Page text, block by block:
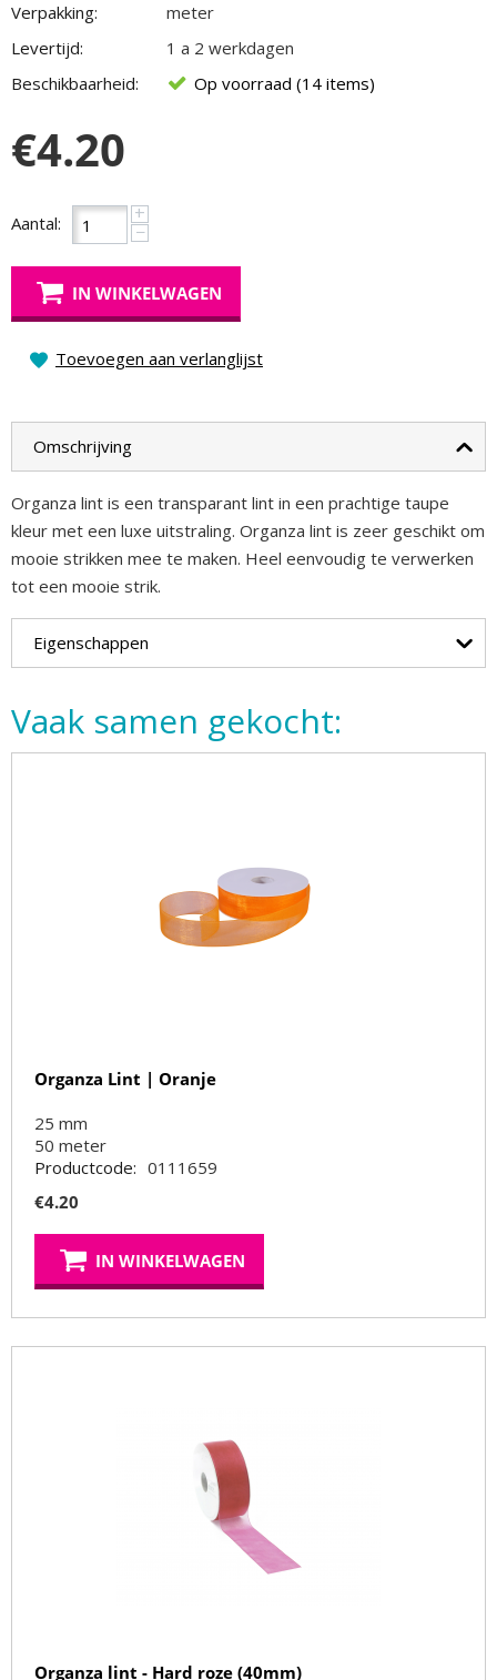
Verpakking:
meter
Levertijd:
1 a 2 werkdagen
Beschikbaarheid:
Op voorraad (14 items)
€4.20
Aantal: +
−
IN WINKELWAGEN
Toevoegen aan verlanglijst
Omschrijving
Organza lint is een transparant lint in een prachtige taupe
kleur met een luxe uitstraling. Organza lint is zeer geschikt om
mooie strikken mee te maken. Heel eenvoudig te verwerken
tot een mooie strik.
Eigenschappen
Vaak samen gekocht:
Organza Lint | Oranje
25 mm
50 meter
Productcode: 0111659
€4.20
IN WINKELWAGEN
Organza lint - Hard roze (40mm)